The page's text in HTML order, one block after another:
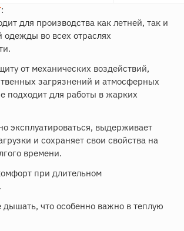
:
для производства как летней, так и
одежды во всех отраслях
от механических воздействий,
загрязнений и атмосферных
подходит для работы в жарких
эксплуатироваться, выдерживает
и сохраняет свои свойства на
времени.
при длительном
дышать, что особенно важно в теплую